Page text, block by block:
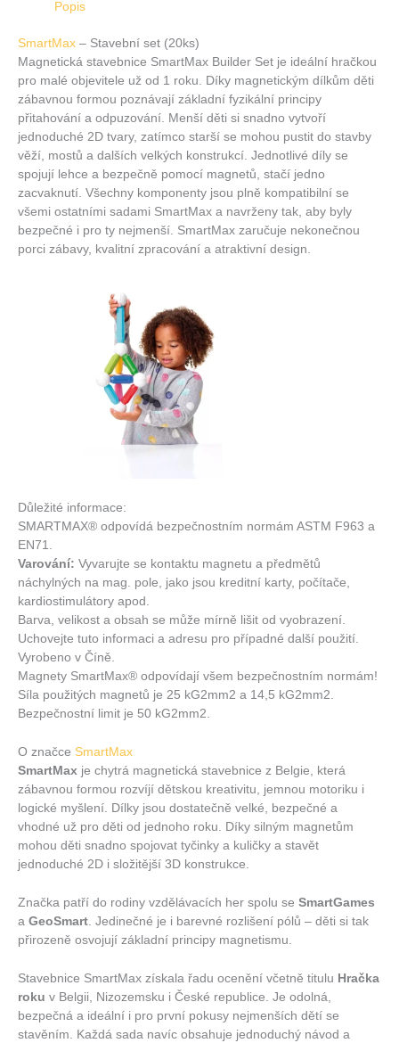
Popis
SmartMax – Stavební set (20ks)
Magnetická stavebnice SmartMax Builder Set je ideální hračkou
pro malé objevitele už od 1 roku. Díky magnetickým dílkům děti
zábavnou formou poznávají základní fyzikální principy
přitahování a odpuzování. Menší děti si snadno vytvoří
jednoduché 2D tvary, zatímco starší se mohou pustit do stavby
věží, mostů a dalších velkých konstrukcí. Jednotlivé díly se
spojují lehce a bezpečně pomocí magnetů, stačí jedno
zacvaknutí. Všechny komponenty jsou plně kompatibilní se
všemi ostatními sadami SmartMax a navrženy tak, aby byly
bezpečné i pro ty nejmenší. SmartMax zaručuje nekonečnou
porci zábavy, kvalitní zpracování a atraktivní design.
Důležité informace:
SMARTMAX® odpovídá bezpečnostním normám ASTM F963 a
EN71.
Varování: Vyvarujte se kontaktu magnetu a předmětů
náchylných na mag. pole, jako jsou kreditní karty, počítače,
kardiostimulátory apod.
Barva, velikost a obsah se může mírně lišit od vyobrazení.
Uchovejte tuto informaci a adresu pro případné další použití.
Vyrobeno v Číně.
Magnety SmartMax® odpovídají všem bezpečnostním normám!
Síla použitých magnetů je 25 kG2mm2 a 14,5 kG2mm2.
Bezpečnostní limit je 50 kG2mm2.
O značce SmartMax
SmartMax je chytrá magnetická stavebnice z Belgie, která
zábavnou formou rozvíjí dětskou kreativitu, jemnou motoriku i
logické myšlení. Dílky jsou dostatečně velké, bezpečné a
vhodné už pro děti od jednoho roku. Díky silným magnetům
mohou děti snadno spojovat tyčinky a kuličky a stavět
jednoduché 2D i složitější 3D konstrukce.
Značka patří do rodiny vzdělávacích her spolu se SmartGames
a GeoSmart . Jedinečné je i barevné rozlišení pólů – děti si tak
přirozeně osvojují základní principy magnetismu.
Stavebnice SmartMax získala řadu ocenění včetně titulu Hračka
roku v Belgii, Nizozemsku i České republice. Je odolná,
bezpečná a ideální i pro první pokusy nejmenších dětí se
stavěním. Každá sada navíc obsahuje jednoduchý návod a